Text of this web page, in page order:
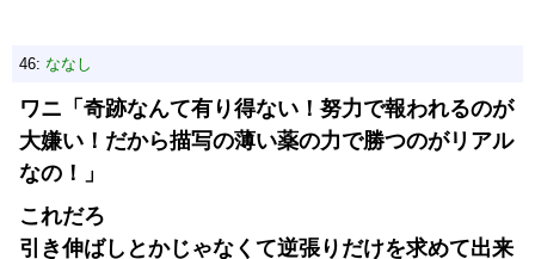
46: ななし
ワニ「奇跡なんて有り得ない！努力で報われるのが
大嫌い！だから描写の薄い薬の力で勝つのがリアル
なの！」
これだろ
引き伸ばしとかじゃなくて逆張りだけを求めて出来